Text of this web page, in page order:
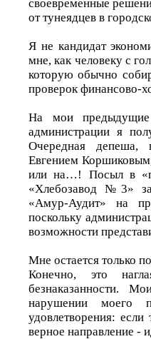
своевременные
от тунеядцев в
Я не кандидат
мне, как человеку с
которую обычно
проверок финансово-
На мои
администрации я
Очередная депеша,
Евгением
или на…! Посыл в
«Хлебозавод №3»
«Амур-Аудит» на
поскольку
возможности
Мне остается только
Конечно, это
безнаказанности.
нарушении моего
удовлетворения:
верное направление -